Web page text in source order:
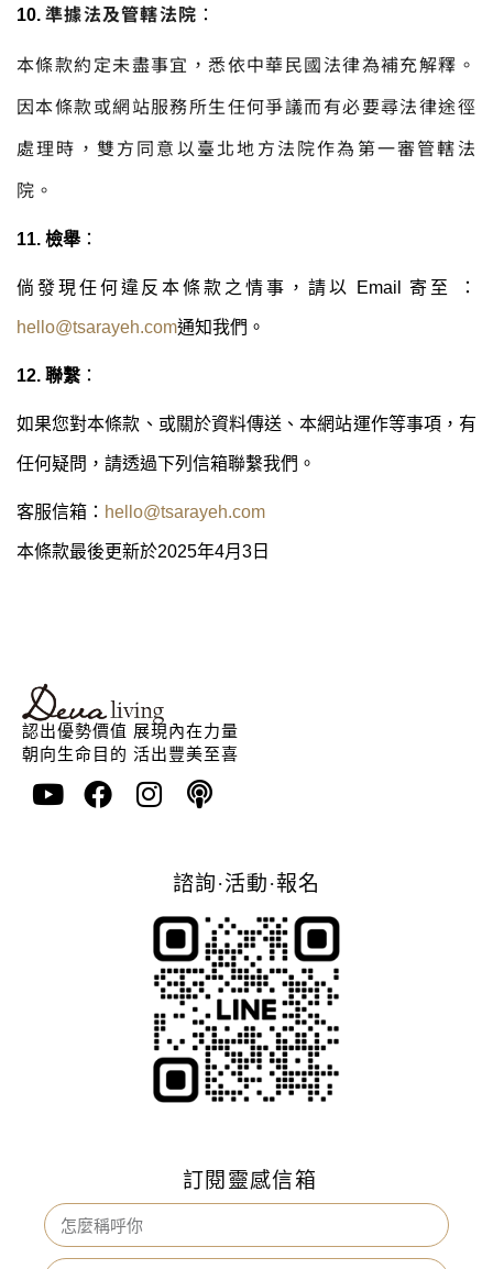
10. 準據法及管轄法院 ：
本條款約定未盡事宜，悉依中華民國法律為補充解釋。
因本條款或網站服務所生任何爭議而有必要尋法律途徑
處理時，雙方同意以臺北地方法院作為第一審管轄法
院。
11. 檢舉：
倘發現任何違反本條款之情事，請以 Email 寄至 ：
hello@tsarayeh.com通知我們。
12. 聯繫 ：
如果您對本條款、或關於資料傳送、本網站運作等事項，有
任何疑問，請透過下列信箱聯繫我們。
客服信箱： hello@tsarayeh.com
本條款最後更新於2025年4月3日
認出優勢價值 展現內在力量
朝向生命目的 活出豐美至喜
諮詢·活動·報名
訂閱靈感信箱